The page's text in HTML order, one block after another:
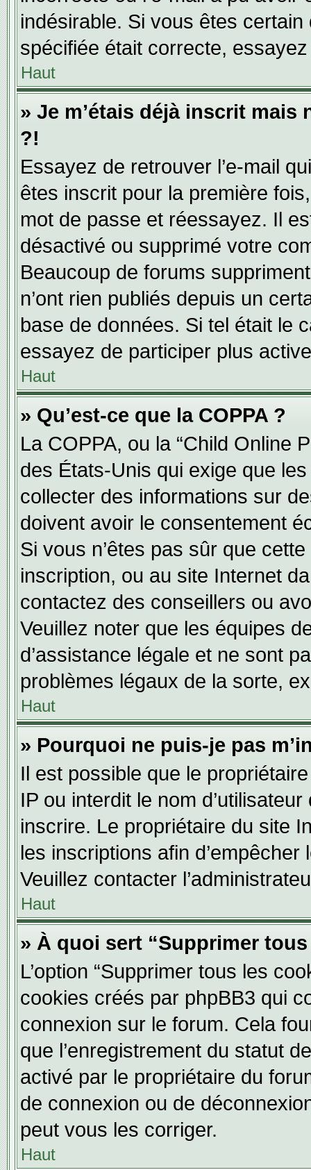
indésirable. Si vous êtes
spécifiée était correcte,
Haut
» Je m’étais déjà inscrit
?!
Essayez de retrouver l’e-mail
êtes inscrit pour la première
mot de passe et réessayez. Il
désactivé ou supprimé votre
Beaucoup de forums
n’ont rien publiés depuis un
base de données. Si tel était le
essayez de participer plus
Haut
» Qu’est-ce que la COPPA ?
La COPPA, ou la “Child Online
des États-Unis qui exige que
collecter des informations sur
doivent avoir le consentement
Si vous n’êtes pas sûr que
inscription, ou au site Internet
contactez des conseillers ou
Veuillez noter que les équipes
d’assistance légale et ne sont
problèmes légaux de la sorte,
Haut
» Pourquoi ne puis-je pas
Il est possible que le
IP ou interdit le nom
inscrire. Le propriétaire du site
les inscriptions afin
Veuillez contacter
Haut
» À quoi sert “Supprimer
L’option “Supprimer tous les
cookies créés par phpBB3 qui
connexion sur le forum. Cela
que l’enregistrement du statut
activé par le propriétaire du
de connexion ou de
peut vous les corriger.
Haut